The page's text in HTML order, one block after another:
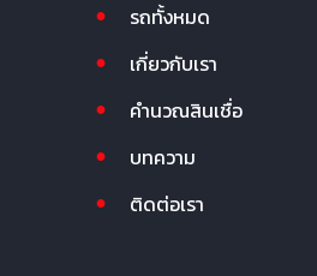
รถทั้งหมด
เกี่ยวกับเรา
คำนวณสินเชื่อ
บทความ
ติดต่อเรา